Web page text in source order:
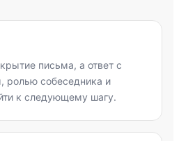
письма, а ответ с
ролью собеседника и
к следующему шагу.